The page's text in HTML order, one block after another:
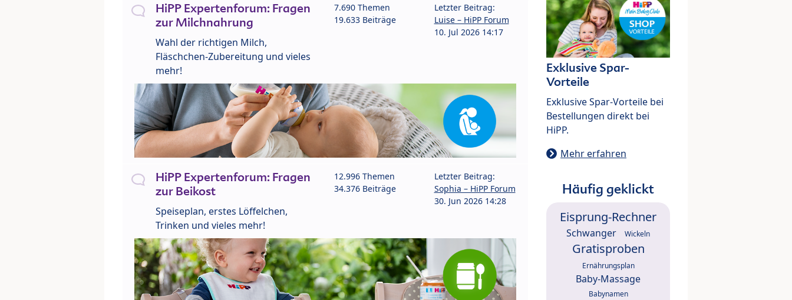
HiPP Expertenforum: Fragen
zur Milchnahrung
Wahl der richtigen Milch,
Fläschchen-Zubereitung und vieles
mehr!
7.690 Themen
19.633 Beiträge
Letzter Beitrag:
Luise – HiPP Forum
10. Jul 2026 14:17
HiPP Expertenforum: Fragen
zur Beikost
Speiseplan, erstes Löffelchen,
Trinken und vieles mehr!
12.996 Themen
34.376 Beiträge
Letzter Beitrag:
Sophia – HiPP Forum
30. Jun 2026 14:28
Exklusive Spar-
Vorteile
Exklusive Spar-Vorteile bei
Bestellungen direkt bei
HiPP.
Mehr erfahren
Häufig geklickt
Eisprung-Rechner
Schwanger Wickeln
Gratisproben
Ernährungsplan
Baby-Massage
Babynamen